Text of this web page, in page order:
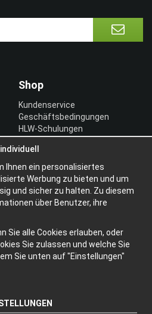
Shop
Kundenservice
Geschäftsbedingungen
HLW-Schulungen
Einloggen
Ihnen ein personalisiertes
Werbung zu bieten und um
und sicher zu halten. Zu diesem
über Benutzer, ihre
Sie alle Cookies erlauben, oder
Sie zulassen und welche Sie
Sie unten auf "Einstellungen"